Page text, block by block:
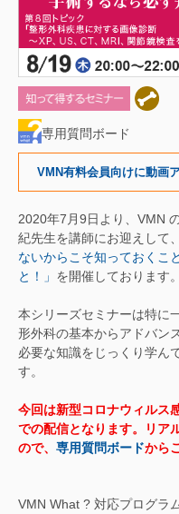
専用質問ボード
VMN有料会員向けに動画
2020年7月9日より、VMN
紀先生を講師にお迎えして、
ないからこそ知っておくこ
と！」 を開催しております。
本シリーズセミナーは特に
形外科の基本からアドバン
必要な知識をじっくり学ん
す。
今回は新型コロナウィルス
での配信となります。リア
ので、 専用質問ボードから
VMN What ? 対応プログラ